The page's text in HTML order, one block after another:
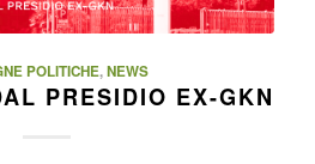
POLITICHE,NEWS
PRESIDIO EX-GKN